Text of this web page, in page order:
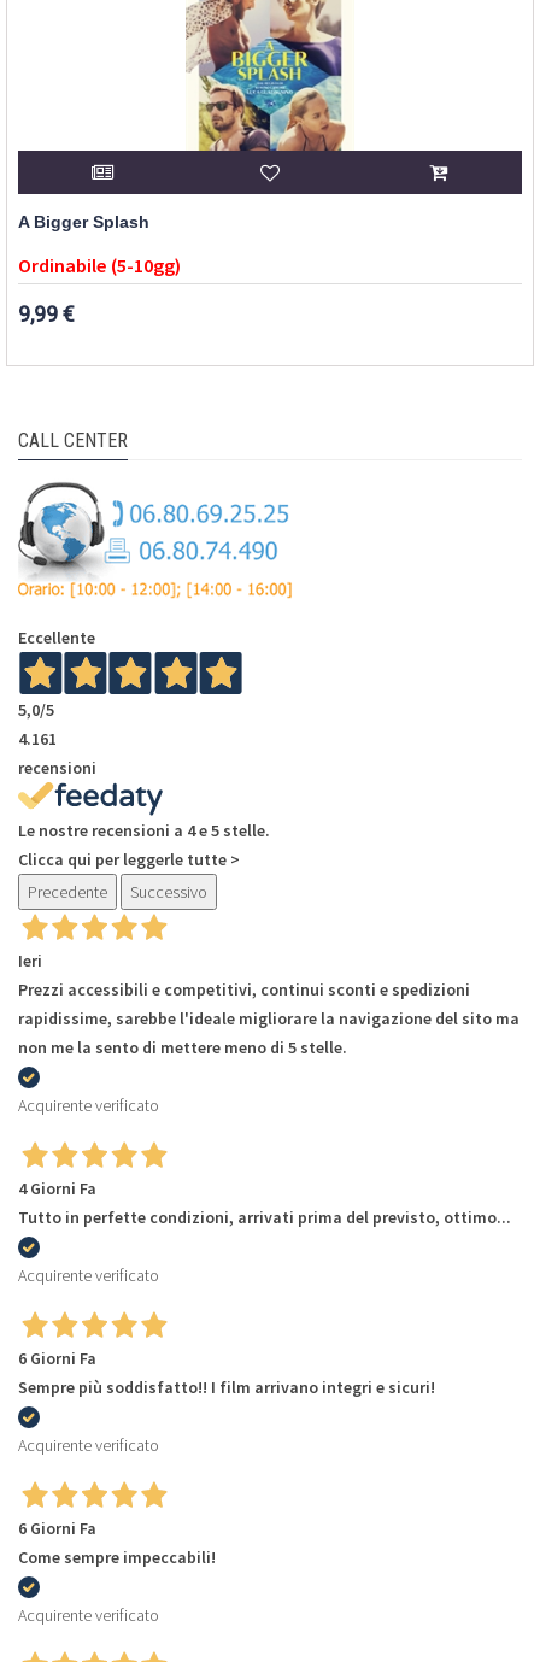
A Bigger Splash
Ordinabile (5-10gg)
9,99 €
CALL CENTER
Eccellente
5,0/5
4.161
recensioni
Le nostre recensioni a 4 e 5 stelle.
Clicca qui per leggerle tutte >
Precedente
Successivo
Ieri
Prezzi accessibili e competitivi, continui sconti e spedizioni
rapidissime, sarebbe l'ideale migliorare la navigazione del sito ma
non me la sento di mettere meno di 5 stelle.
Acquirente verificato
4 Giorni Fa
Tutto in perfette condizioni, arrivati prima del previsto, ottimo...
Acquirente verificato
6 Giorni Fa
Sempre più soddisfatto!! I film arrivano integri e sicuri!
Acquirente verificato
6 Giorni Fa
Come sempre impeccabili!
Acquirente verificato